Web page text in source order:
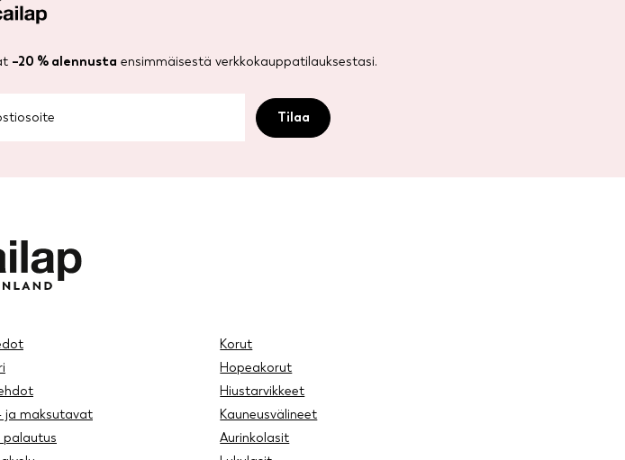
–20 % alennusta ensimmäisestä verkkokauppatilauksestasi.
ja maksutavat
palautus
Korut
Hopeakorut
Hiustarvikkeet
Kauneusvälineet
Aurinkolasit